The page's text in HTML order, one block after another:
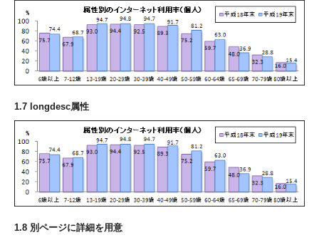
1.7 longdesc属性
1.8 別ページに詳細を用意